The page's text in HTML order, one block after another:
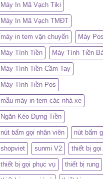
Máy In Mã Vạch Tiki
Máy In Mã Vạch TMĐT
máy in tem vận chuyển Máy
Máy Tính Tiền Máy Tính Tiền
Máy Tính Tiền Cầm Tay
Máy Tính Tiền Pos
mẫu máy in tem các nhà xe
Ngăn Kéo Đựng Tiền
nút bấm gọi nhân viên nút bấm
shopviet sunmi V2 thiết bị
thiết bị gọi phục vụ thiết bị rung